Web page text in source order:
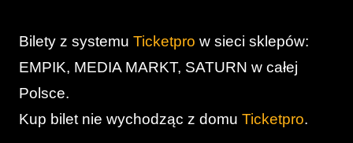
Bilety z systemu Ticketpro w sieci sklepów:
EMPIK, MEDIA MARKT, SATURN w całej
Polsce.
Kup bilet nie wychodząc z domu Ticketpro.